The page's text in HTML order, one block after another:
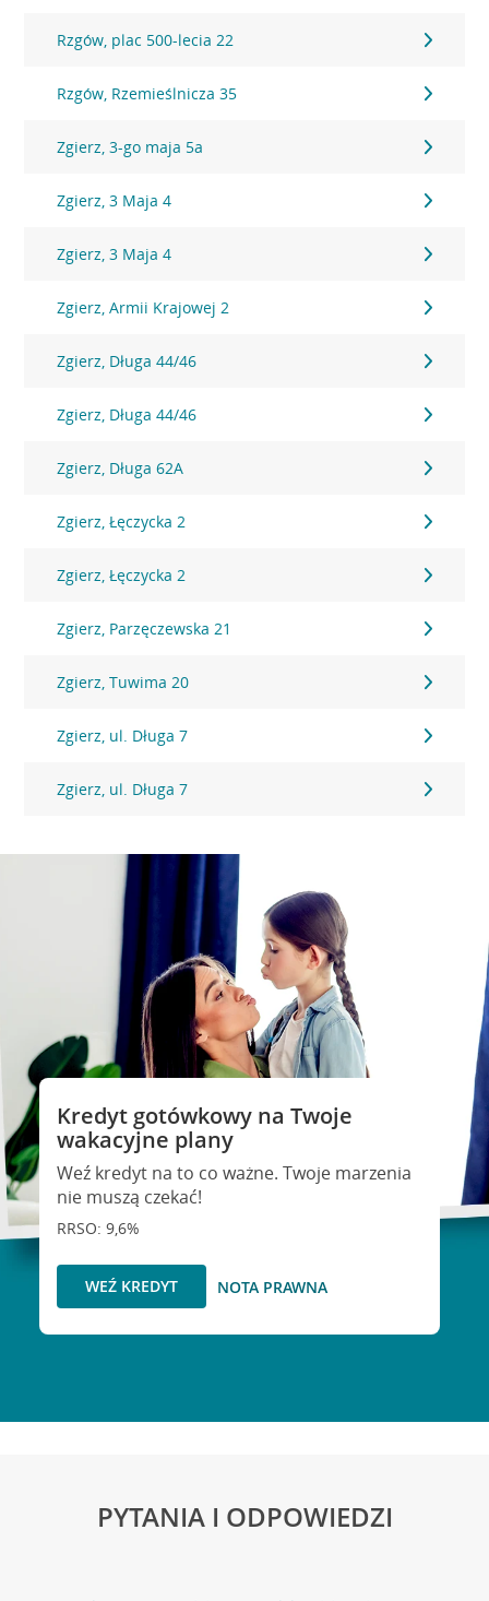
Rzgów, plac 500-lecia 22
Rzgów, Rzemieślnicza 35
Zgierz, 3-go maja 5a
Zgierz, 3 Maja 4
Zgierz, 3 Maja 4
Zgierz, Armii Krajowej 2
Zgierz, Długa 44/46
Zgierz, Długa 44/46
Zgierz, Długa 62A
Zgierz, Łęczycka 2
Zgierz, Łęczycka 2
Zgierz, Parzęczewska 21
Zgierz, Tuwima 20
Zgierz, ul. Długa 7
Zgierz, ul. Długa 7
Kredyt gotówkowy na Twoje
wakacyjne plany
Weź kredyt na to co ważne. Twoje marzenia
nie muszą czekać!
RRSO: 9,6%
WEŹ KREDYT NOTA PRAWNA
PYTANIA I ODPOWIEDZI